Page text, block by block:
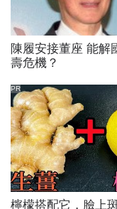
陳履安接董座 能解
壽危機？
檸檬搭配它，臉上
PR